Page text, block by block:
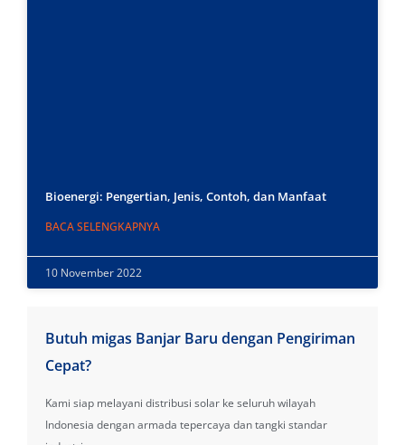
Bioenergi: Pengertian, Jenis, Contoh, dan Manfaat
BACA SELENGKAPNYA
10 November 2022
Butuh migas Banjar Baru dengan Pengiriman
Cepat?
Kami siap melayani distribusi solar ke seluruh wilayah
Indonesia dengan armada tepercaya dan tangki standar